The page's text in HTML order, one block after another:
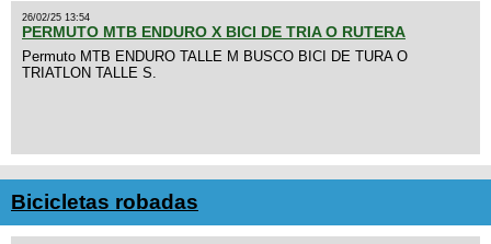
26/02/25 13:54
PERMUTO MTB ENDURO X BICI DE TRIA O RUTERA
Permuto MTB ENDURO TALLE M BUSCO BICI DE TURA O
TRIATLON TALLE S.
Bicicletas robadas